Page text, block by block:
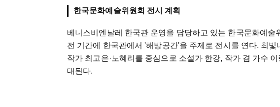
한국문화예술위원회 전시 계획
베니스비엔날레 한국관 운영을 담당하고 있는 한국문화예
전 기간에 한국관에서 '해방공간'을 주제로 전시를 연다. 최
작가 최고은·노혜리를 중심으로 소설가 한강, 작가 겸 가수
대된다.